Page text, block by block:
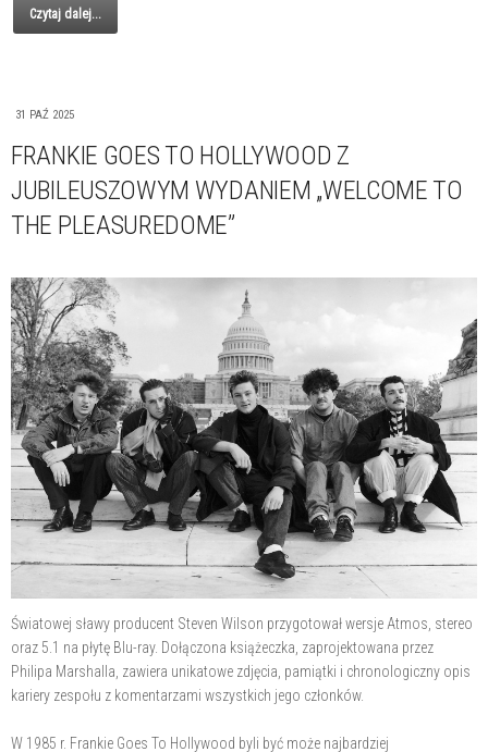
Czytaj dalej...
31 PAŹ 2025
FRANKIE GOES TO HOLLYWOOD Z
JUBILEUSZOWYM WYDANIEM „WELCOME TO
THE PLEASUREDOME”
Światowej sławy producent Steven Wilson przygotował wersje Atmos, stereo
oraz 5.1 na płytę Blu-ray. Dołączona książeczka, zaprojektowana przez
Philipa Marshalla, zawiera unikatowe zdjęcia, pamiątki i chronologiczny opis
kariery zespołu z komentarzami wszystkich jego członków.
W 1985 r. Frankie Goes To Hollywood byli być może najbardziej